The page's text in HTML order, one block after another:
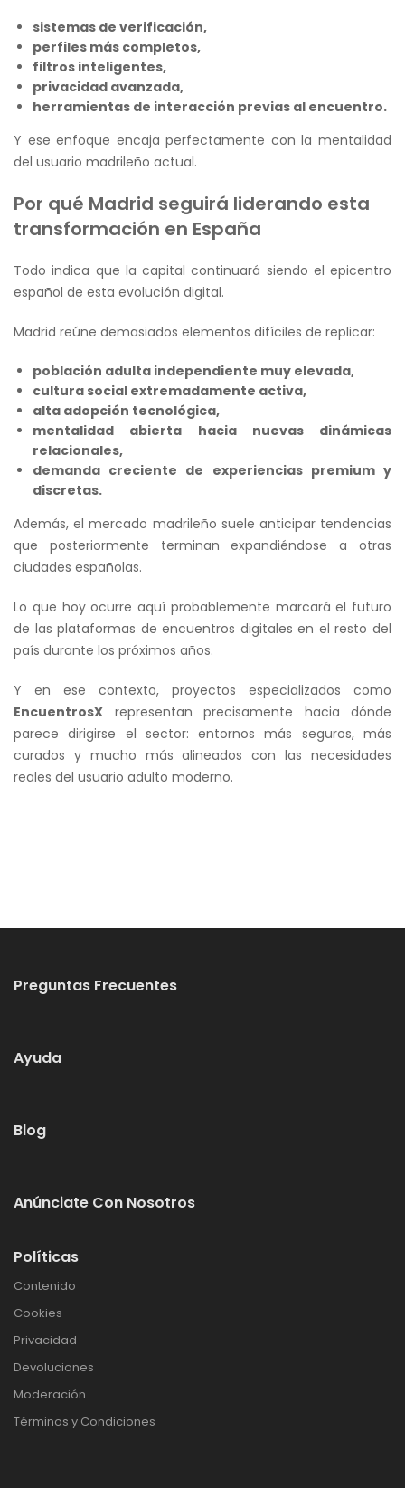
sistemas de verificación,
perfiles más completos,
filtros inteligentes,
privacidad avanzada,
herramientas de interacción previas al encuentro.
Y ese enfoque encaja perfectamente con la mentalidad
del usuario madrileño actual.
Por qué Madrid seguirá liderando esta
transformación en España
Todo indica que la capital continuará siendo el epicentro
español de esta evolución digital.
Madrid reúne demasiados elementos difíciles de replicar:
población adulta independiente muy elevada,
cultura social extremadamente activa,
alta adopción tecnológica,
mentalidad abierta hacia nuevas dinámicas
relacionales,
demanda creciente de experiencias premium y
discretas.
Además, el mercado madrileño suele anticipar tendencias
que posteriormente terminan expandiéndose a otras
ciudades españolas.
Lo que hoy ocurre aquí probablemente marcará el futuro
de las plataformas de encuentros digitales en el resto del
país durante los próximos años.
Y en ese contexto, proyectos especializados como
EncuentrosX representan precisamente hacia dónde
parece dirigirse el sector: entornos más seguros, más
curados y mucho más alineados con las necesidades
reales del usuario adulto moderno.
Preguntas Frecuentes
Ayuda
Blog
Anúnciate Con Nosotros
Políticas
Contenido
Cookies
Privacidad
Devoluciones
Moderación
Términos y Condiciones